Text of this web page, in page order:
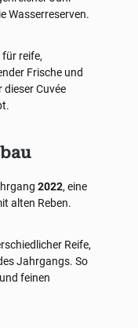
Wasserreserven.
für reife,
Frische und
Cuvée
2022, eine
alten Reben.
Reife,
Jahrgangs. So
feinen